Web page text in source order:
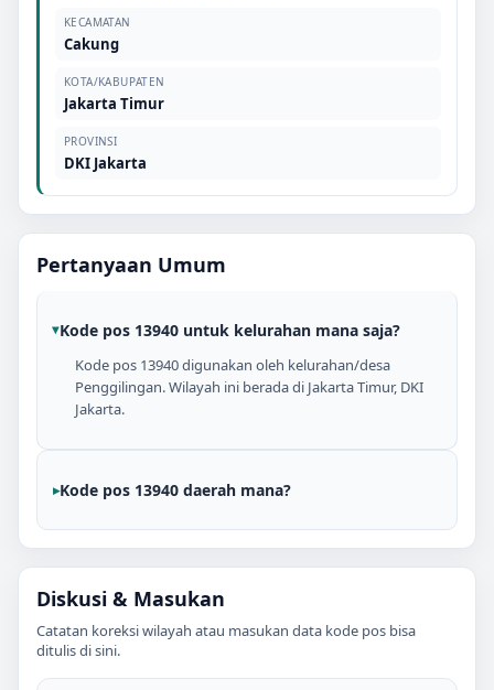
KECAMATAN
Cakung
KOTA/KABUPATEN
Jakarta Timur
PROVINSI
DKI Jakarta
Pertanyaan Umum
Kode pos 13940 untuk kelurahan mana saja?
Kode pos 13940 digunakan oleh kelurahan/desa
Penggilingan. Wilayah ini berada di Jakarta Timur, DKI
Jakarta.
Kode pos 13940 daerah mana?
Diskusi & Masukan
Catatan koreksi wilayah atau masukan data kode pos bisa
ditulis di sini.